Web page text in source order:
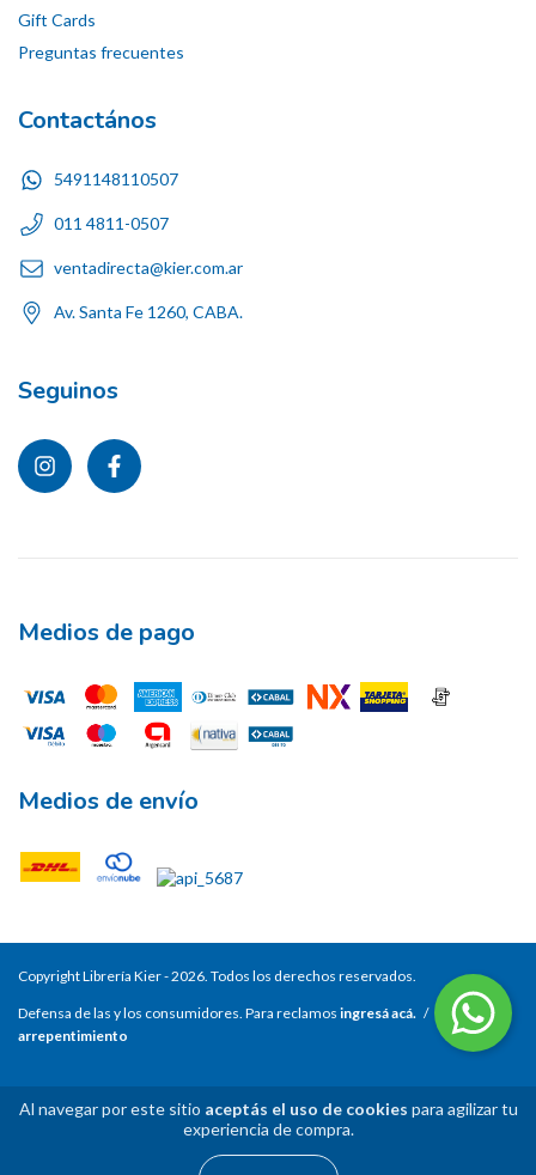
Al navegar por este sitio aceptás el uso de cookies para agilizar tu
experiencia de compra.
Gift Cards
Preguntas frecuentes
Contactános
5491148110507
011 4811-0507
ventadirecta@kier.com.ar
Av. Santa Fe 1260, CABA.
Seguinos
Medios de pago
Medios de envío
Copyright Librería Kier - 2026. Todos los derechos reservados.
Defensa de las y los consumidores. Para reclamos ingresá acá. /
Botón de
arrepentimiento